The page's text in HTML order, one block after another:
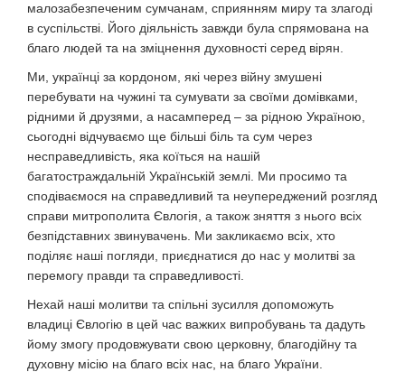
малозабезпеченим сумчанам, сприянням миру та злагоді
в суспільстві. Його діяльність завжди була спрямована на
благо людей та на зміцнення духовності серед вірян.
Ми, українці за кордоном, які через війну змушені
перебувати на чужині та сумувати за своїми домівками,
рідними й друзями, а насамперед – за рідною Україною,
сьогодні відчуваємо ще більші біль та сум через
несправедливість, яка коїться на нашій
багатостраждальній Українській землі. Ми просимо та
сподіваємося на справедливий та неупереджений розгляд
справи митрополита Євлогія, а також зняття з нього всіх
безпідставних звинувачень. Ми закликаємо всіх, хто
поділяє наші погляди, приєднатися до нас у молитві за
перемогу правди та справедливості.
Нехай наші молитви та спільні зусилля допоможуть
владиці Євлогію в цей час важких випробувань та дадуть
йому змогу продовжувати свою церковну, благодійну та
духовну місію на благо всіх нас, на благо України.